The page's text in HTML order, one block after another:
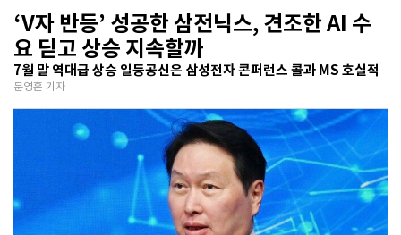
‘V자 반등’ 성공한 삼전닉스, 견조한 AI 수
요 딛고 상승 지속할까
7월 말 역대급 상승 일등공신은 삼성전자 콘퍼런스 콜과 MS 호실적
문영훈 기자